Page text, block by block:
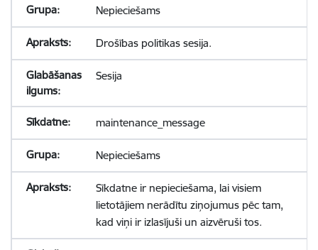
Nepieciešams
Drošības politikas sesija.
Sesija
maintenance_message
Nepieciešams
Sīkdatne ir nepieciešama, lai visiem
lietotājiem nerādītu ziņojumus pēc tam,
kad viņi ir izlasījuši un aizvēruši tos.